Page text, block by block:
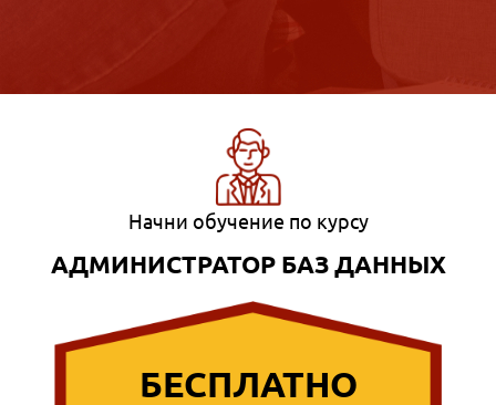
Начни обучение по курсу
АДМИНИСТРАТОР БАЗ ДАННЫХ
БЕСПЛАТНО